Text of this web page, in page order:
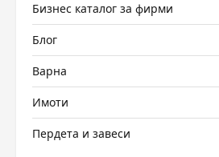
Бизнес каталог за фирми
Блог
Варна
Имоти
Пердета и завеси